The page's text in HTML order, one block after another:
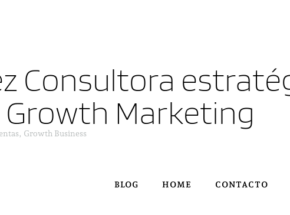
Consultora
Marketing
Growth Business
BLOG HOME CONTACTO